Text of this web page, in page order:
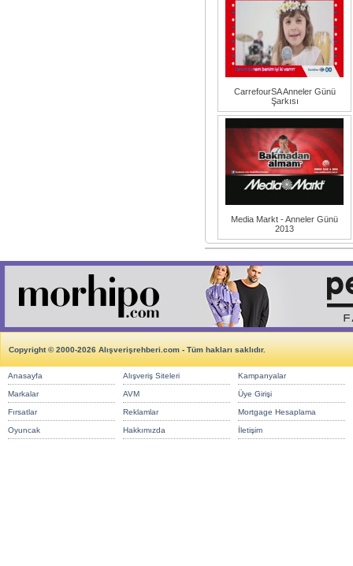
CarrefourSA Anneler Günü
Şarkısı
Media Markt - Anneler Günü
2013
Copyright © 2000-2026 Alışverişrehberi.com - Tüm hakları saklıdır.
Anasayfa Alışveriş Siteleri Kampanyalar
Markalar AVM Üye Girişi
Fırsatlar Reklamlar Mortgage Hesaplama
Oyuncak Hakkımızda İletişim